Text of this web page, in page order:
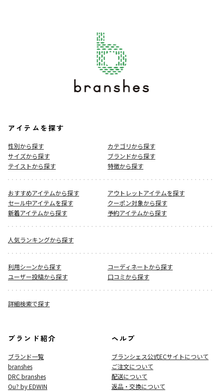
アイテムを探す
性別から探す
カテゴリから探す
サイズから探す
ブランドから探す
テイストから探す
特徴から探す
おすすめアイテムから探す
アウトレットアイテムを探す
セール中アイテムを探す
クーポン対象から探す
新着アイテムから探す
予約アイテムから探す
人気ランキングから探す
利用シーンから探す
コーディネートから探す
ユーザー投稿から探す
口コミから探す
詳細検索で探す
ブランド紹介
ブランド一覧
branshes
DRC branshes
Ou? by EDWIN
ヘルプ
ブランシェス公式ECサイトについて
ご注文について
配送について
返品・交換について